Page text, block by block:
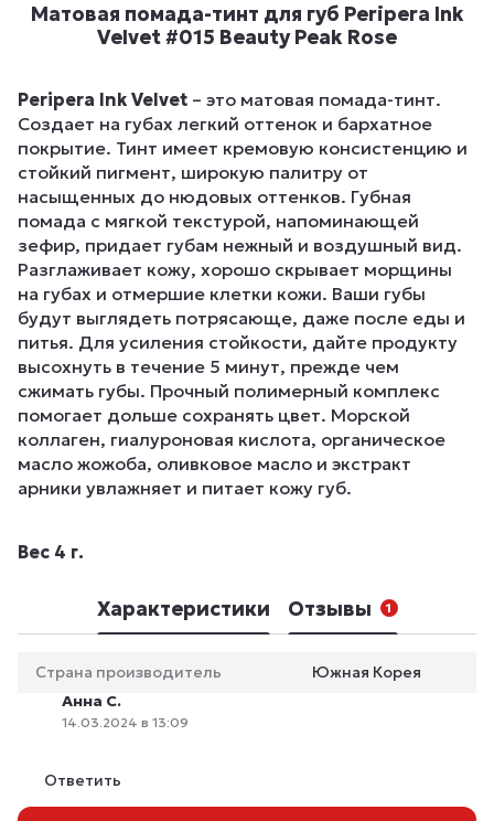
Матовая помада-тинт для губ Peripera Ink
Velvet #015 Beauty Peak Rose
Peripera Ink Velvet – это матовая помада-тинт.
Cоздает на губах легкий оттенок и бархатное
покрытие. Тинт имеет кремовую консистенцию и
стойкий пигмент, широкую палитру от
насыщенных до нюдовых оттенков. Губная
помада с мягкой текстурой, напоминающей
зефир, придает губам нежный и воздушный вид.
Разглаживает кожу, хорошо скрывает морщины
на губах и отмершие клетки кожи. Ваши губы
будут выглядеть потрясающе, даже после еды и
питья. Для усиления стойкости, дайте продукту
высохнуть в течение 5 минут, прежде чем
сжимать губы. Прочный полимерный комплекс
помогает дольше сохранять цвет. Морской
коллаген, гиалуроновая кислота, органическое
масло жожоба, оливковое масло и экстракт
арники увлажняет и питает кожу губ.
Вес 4 г.
Характеристики Отзывы 1
Страна производитель
Южная Корея
Анна С.
14.03.2024 в 13:09
Ответить